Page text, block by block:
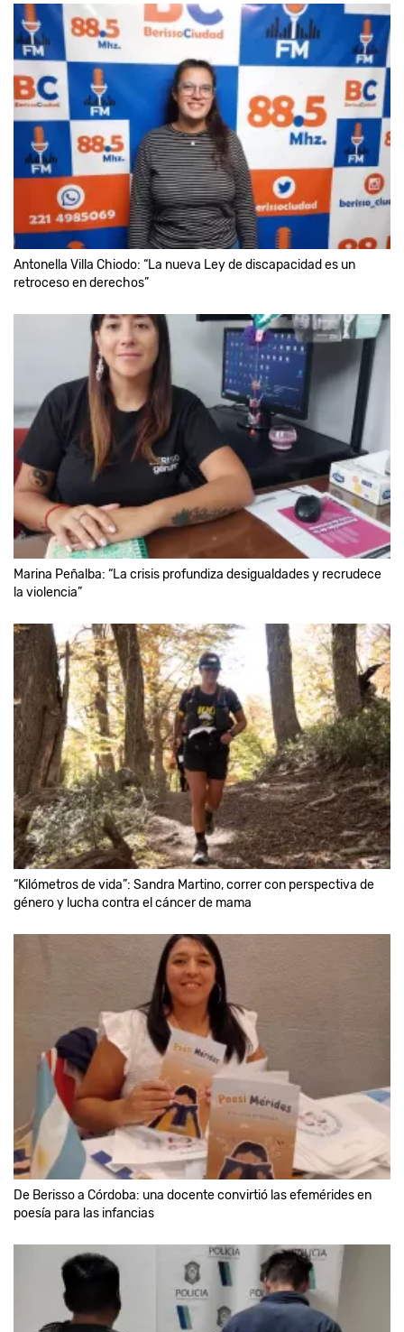
Antonella Villa Chiodo: “La nueva Ley de discapacidad es un
retroceso en derechos”
Marina Peñalba: “La crisis profundiza desigualdades y recrudece
la violencia”
“Kilómetros de vida”: Sandra Martino, correr con perspectiva de
género y lucha contra el cáncer de mama
De Berisso a Córdoba: una docente convirtió las efemérides en
poesía para las infancias